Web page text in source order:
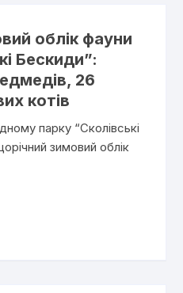
облік фауни
Бескиди”:
26
котів
парку “Сколівські
зимовий облік